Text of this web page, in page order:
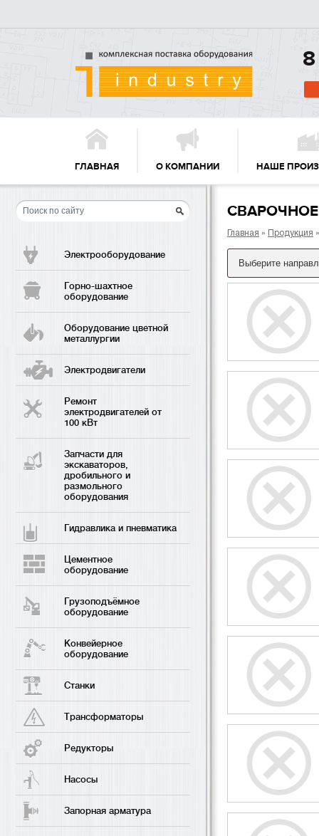
ГЛАВНАЯ О КОМПАНИИ НАШЕ
Электрооборудование
Горно-шахтное
оборудование
Оборудование цветной
металлургии
Электродвигатели
Ремонт
электродвигателей от
100 кВт
Запчасти для
экскаваторов,
дробильного и
размольного
оборудования
Гидравлика и пневматика
Цементное
оборудование
Грузоподъёмное
оборудование
Конвейерное
оборудование
Станки
Трансформаторы
Редукторы
Насосы
Запорная арматура
Главная » Продукция